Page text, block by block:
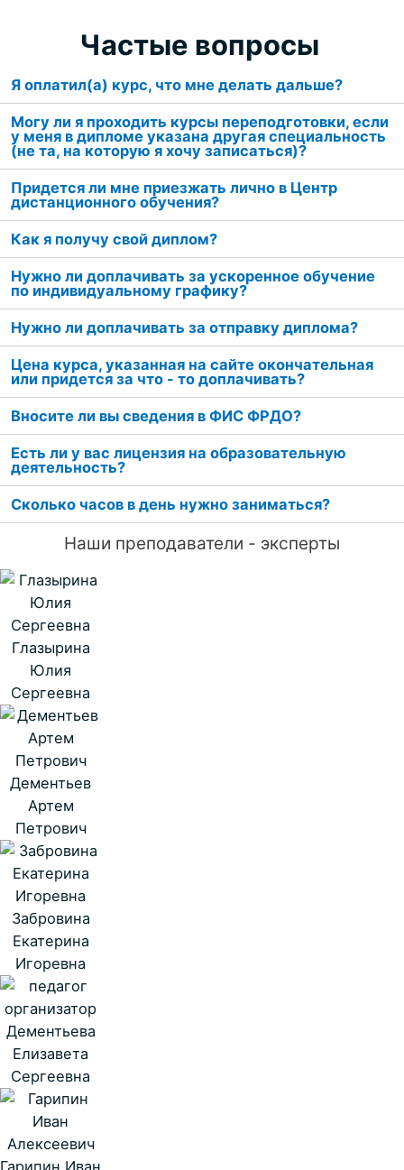
Частые вопросы
Я оплатил(а) курс, что мне делать дальше?
Могу ли я проходить курсы переподготовки, если
у меня в дипломе указана другая специальность
(не та, на которую я хочу записаться)?
Придется ли мне приезжать лично в Центр
дистанционного обучения?
Как я получу свой диплом?
Нужно ли доплачивать за ускоренное обучение
по индивидуальному графику?
Нужно ли доплачивать за отправку диплома?
Цена курса, указанная на сайте окончательная
или придется за что - то доплачивать?
Вносите ли вы сведения в ФИС ФРДО?
Есть ли у вас лицензия на образовательную
деятельность?
Сколько часов в день нужно заниматься?
Наши преподаватели - эксперты
Глазырина
Юлия
Сергеевна
Дементьев
Артем
Петрович
Забровина
Екатерина
Игоревна
Дементьева
Елизавета
Сергеевна